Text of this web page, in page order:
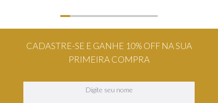
CADASTRE-SE E GANHE 10% OFF NA SUA
PRIMEIRA COMPRA